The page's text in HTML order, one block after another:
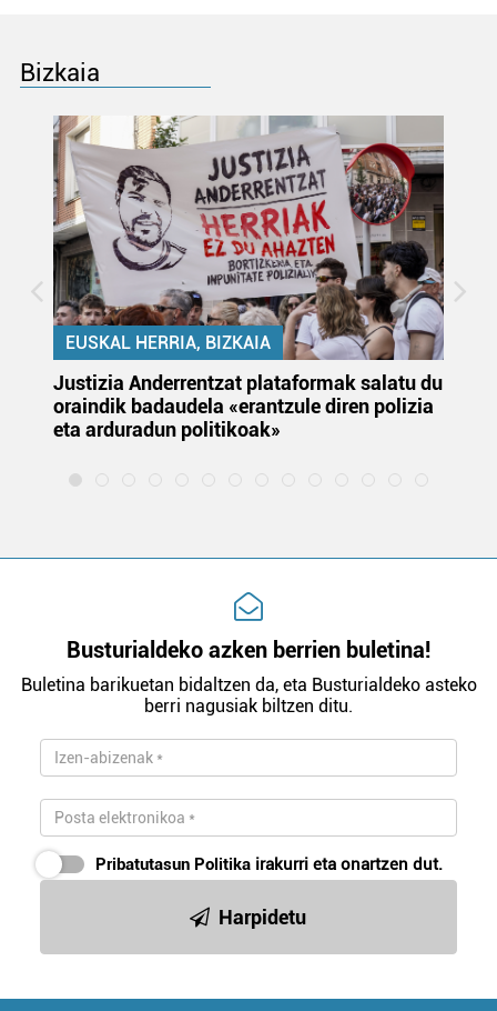
Bizkaia
EUSKAL HERRIA, BIZKAIA
Justizia Anderrentzat plataformak salatu du
oraindik badaudela «erantzule diren polizia
eta arduradun politikoak»
Busturialdeko azken berrien buletina!
Buletina barikuetan bidaltzen da, eta Busturialdeko asteko
berri nagusiak biltzen ditu.
Pribatutasun Politika irakurri eta onartzen dut.
Harpidetu